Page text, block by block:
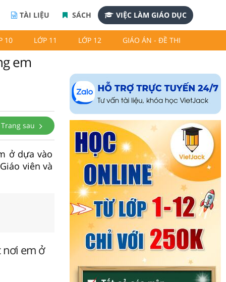
TÀI LIỆU SÁCH VIỆC LÀM GIÁO DỤC
10 LỚP 11 LỚP 12 GIÁO ÁN - ĐỀ THI
em
Trang sau
ở dựa vào
viên và
nơi em ở